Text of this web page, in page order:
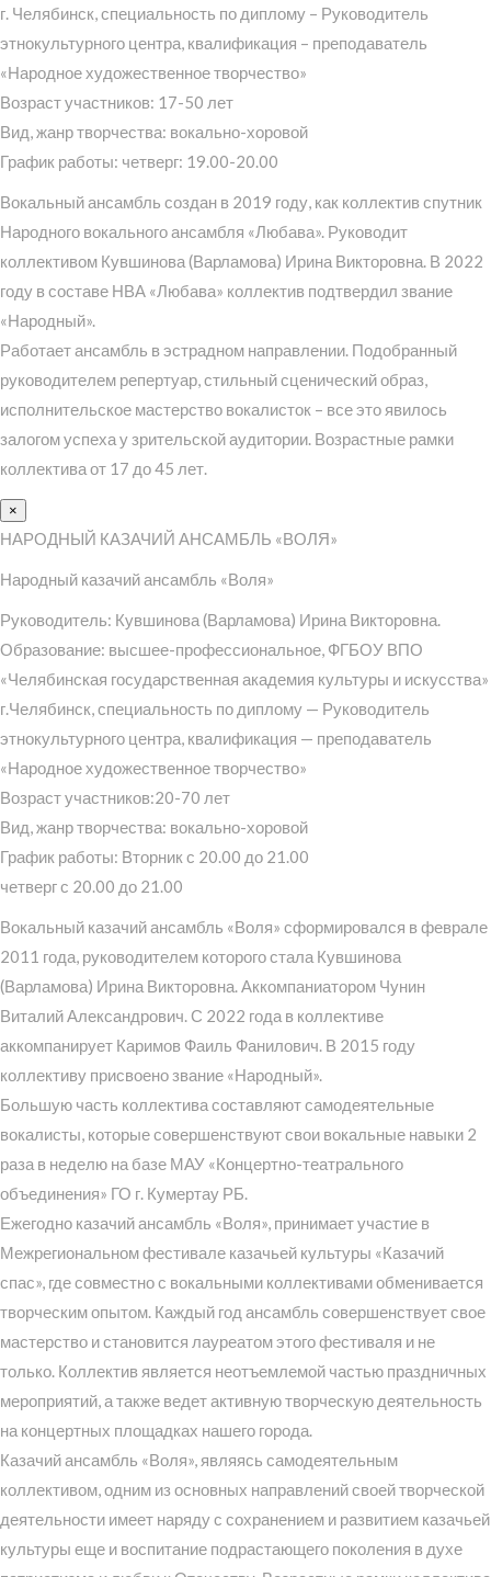
г. Челябинск, специальность по диплому – Руководитель
этнокультурного центра, квалификация – преподаватель
«Народное художественное творчество»
Возраст участников: 17-50 лет
Вид, жанр творчества: вокально-хоровой
График работы: четверг: 19.00-20.00
Вокальный ансамбль создан в 2019 году, как коллектив спутник
Народного вокального ансамбля «Любава». Руководит
коллективом Кувшинова (Варламова) Ирина Викторовна. В 2022
году в составе НВА «Любава» коллектив подтвердил звание
«Народный».
Работает ансамбль в эстрадном направлении. Подобранный
руководителем репертуар, стильный сценический образ,
исполнительское мастерство вокалисток – все это явилось
залогом успеха у зрительской аудитории. Возрастные рамки
коллектива от 17 до 45 лет.
×
НАРОДНЫЙ КАЗАЧИЙ АНСАМБЛЬ «ВОЛЯ»
Народный казачий ансамбль «Воля»
Руководитель: Кувшинова (Варламова) Ирина Викторовна.
Образование: высшее-профессиональное, ФГБОУ ВПО
«Челябинская государственная академия культуры и искусства»
г.Челябинск, специальность по диплому — Руководитель
этнокультурного центра, квалификация — преподаватель
«Народное художественное творчество»
Возраст участников:20-70 лет
Вид, жанр творчества: вокально-хоровой
График работы: Вторник с 20.00 до 21.00
четверг с 20.00 до 21.00
Вокальный казачий ансамбль «Воля» сформировался в феврале
2011 года, руководителем которого стала Кувшинова
(Варламова) Ирина Викторовна. Аккомпаниатором Чунин
Виталий Александрович. С 2022 года в коллективе
аккомпанирует Каримов Фаиль Фанилович. В 2015 году
коллективу присвоено звание «Народный».
Большую часть коллектива составляют самодеятельные
вокалисты, которые совершенствуют свои вокальные навыки 2
раза в неделю на базе МАУ «Концертно-театрального
объединения» ГО г. Кумертау РБ.
Ежегодно казачий ансамбль «Воля», принимает участие в
Межрегиональном фестивале казачьей культуры «Казачий
спас», где совместно с вокальными коллективами обменивается
творческим опытом. Каждый год ансамбль совершенствует свое
мастерство и становится лауреатом этого фестиваля и не
только. Коллектив является неотъемлемой частью праздничных
мероприятий, а также ведет активную творческую деятельность
на концертных площадках нашего города.
Казачий ансамбль «Воля», являясь самодеятельным
коллективом, одним из основных направлений своей творческой
деятельности имеет наряду с сохранением и развитием казачьей
культуры еще и воспитание подрастающего поколения в духе